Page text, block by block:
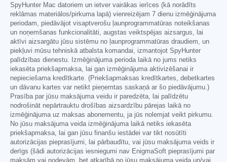
SpyHunter Mac datoriem un ietver vairākas ierīces (kā norādīts
reklāmas materiālos/pirkuma lapā) vienreizējam 7 dienu izmēģinājuma
periodam, piedāvājot visaptverošu ļaunprogrammatūras noteikšanas
un noņemšanas funkcionalitāti, augstas veiktspējas aizsargus, lai
aktīvi aizsargātu jūsu sistēmu no ļaunprogrammatūras draudiem, un
piekļuvi mūsu tehniskā atbalsta komandai, izmantojot SpyHunter
palīdzības dienestu. Izmēģinājuma perioda laikā no jums netiks
iekasēta priekšapmaksa, lai gan izmēģinājuma aktivizēšanai ir
nepieciešama kredītkarte. (Priekšapmaksas kredītkartes, debetkartes
un dāvanu kartes var netikt pieņemtas saskaņā ar šo piedāvājumu.)
Prasība par jūsu maksājuma veidu ir paredzēta, lai palīdzētu
nodrošināt nepārtrauktu drošības aizsardzību pārejas laikā no
izmēģinājuma uz maksas abonementu, ja jūs nolemjat veikt pirkumu.
No jūsu maksājuma veida izmēģinājuma laikā netiks iekasēta
priekšapmaksa, lai gan jūsu finanšu iestādei var tikt nosūtīti
autorizācijas pieprasījumi, lai pārbaudītu, vai jūsu maksājuma veids ir
derīgs (šādi autorizācijas iesniegumi nav EnigmaSoft pieprasījumi par
maksām vai nodevām, bet atkarībā no jūsu maksājuma veida un/vai